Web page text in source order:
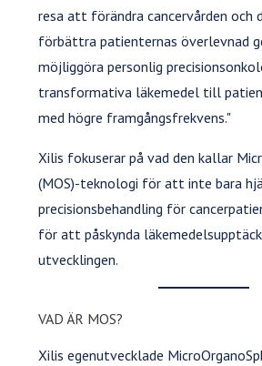
resa att förändra cancervården och
förbättra patienternas överlevnad
möjliggöra personlig
transformativa läkemedel till
med högre framgångsfrekvens."
Xilis fokuserar på vad den kallar
(MOS)-teknologi för att inte bara
precisionsbehandling för
för att påskynda
utvecklingen.
VAD ÄR MOS?
Xilis egenutvecklade